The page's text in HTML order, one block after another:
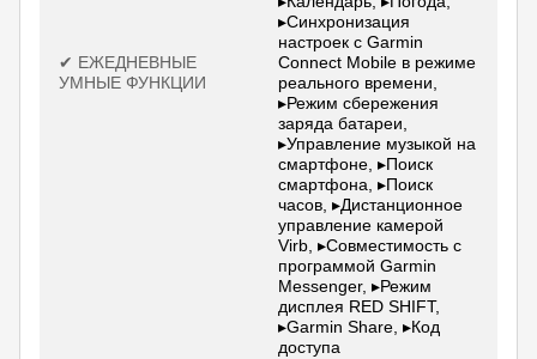
✔ ЕЖЕДНЕВНЫЕ
УМНЫЕ ФУНКЦИИ
▸Синхронизация
настроек с Garmin
Connect Mobile в режиме
реального времени,
▸Режим сбережения
заряда батареи,
▸Управление музыкой на
смартфоне, ▸Поиск
смартфона, ▸Поиск
часов, ▸Дистанционное
управление камерой
Virb, ▸Совместимость с
программой Garmin
Messenger, ▸Режим
дисплея RED SHIFT,
▸Garmin Share, ▸Код
доступа